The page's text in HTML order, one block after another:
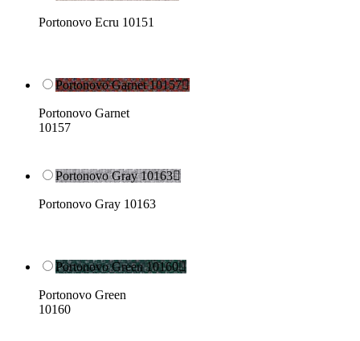
Portonovo Ecru 10151
Portonovo Garnet 10157
Portonovo Garnet
10157
Portonovo Gray 10163
Portonovo Gray 10163
Portonovo Green 10160
Portonovo Green
10160